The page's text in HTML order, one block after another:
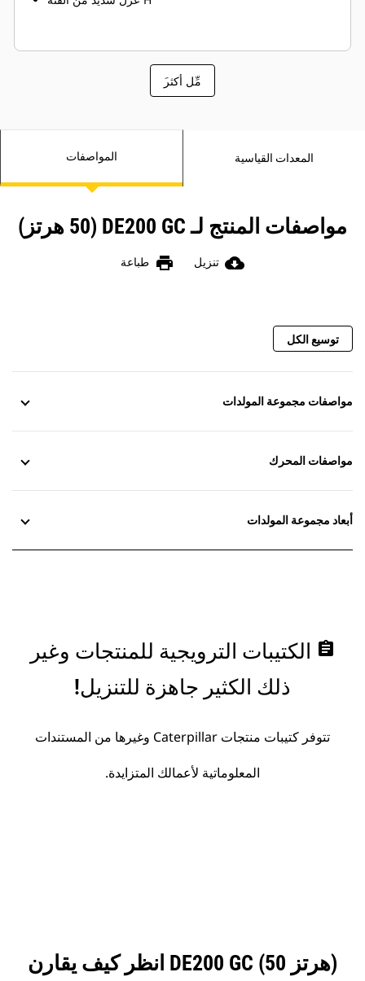
َمِّل أكثر
المواصفات المعدات القياسية
مواصفات المنتج لـ DE200 GC (50 هرتز)
cloud_download تنزيل print طباعة
توسيع الكل
مواصفات مجموعة المولدات
مواصفات المحرك
أبعاد مجموعة المولدات
assignment الكتيبات الترويجية للمنتجات وغير
ذلك الكثير جاهزة للتنزيل!
تتوفر كتيبات منتجات Caterpillar وغيرها من المستندات
المعلوماتية لأعمالك المتزايدة.
انظر كيف يقارن DE200 GC (50 هرتز)